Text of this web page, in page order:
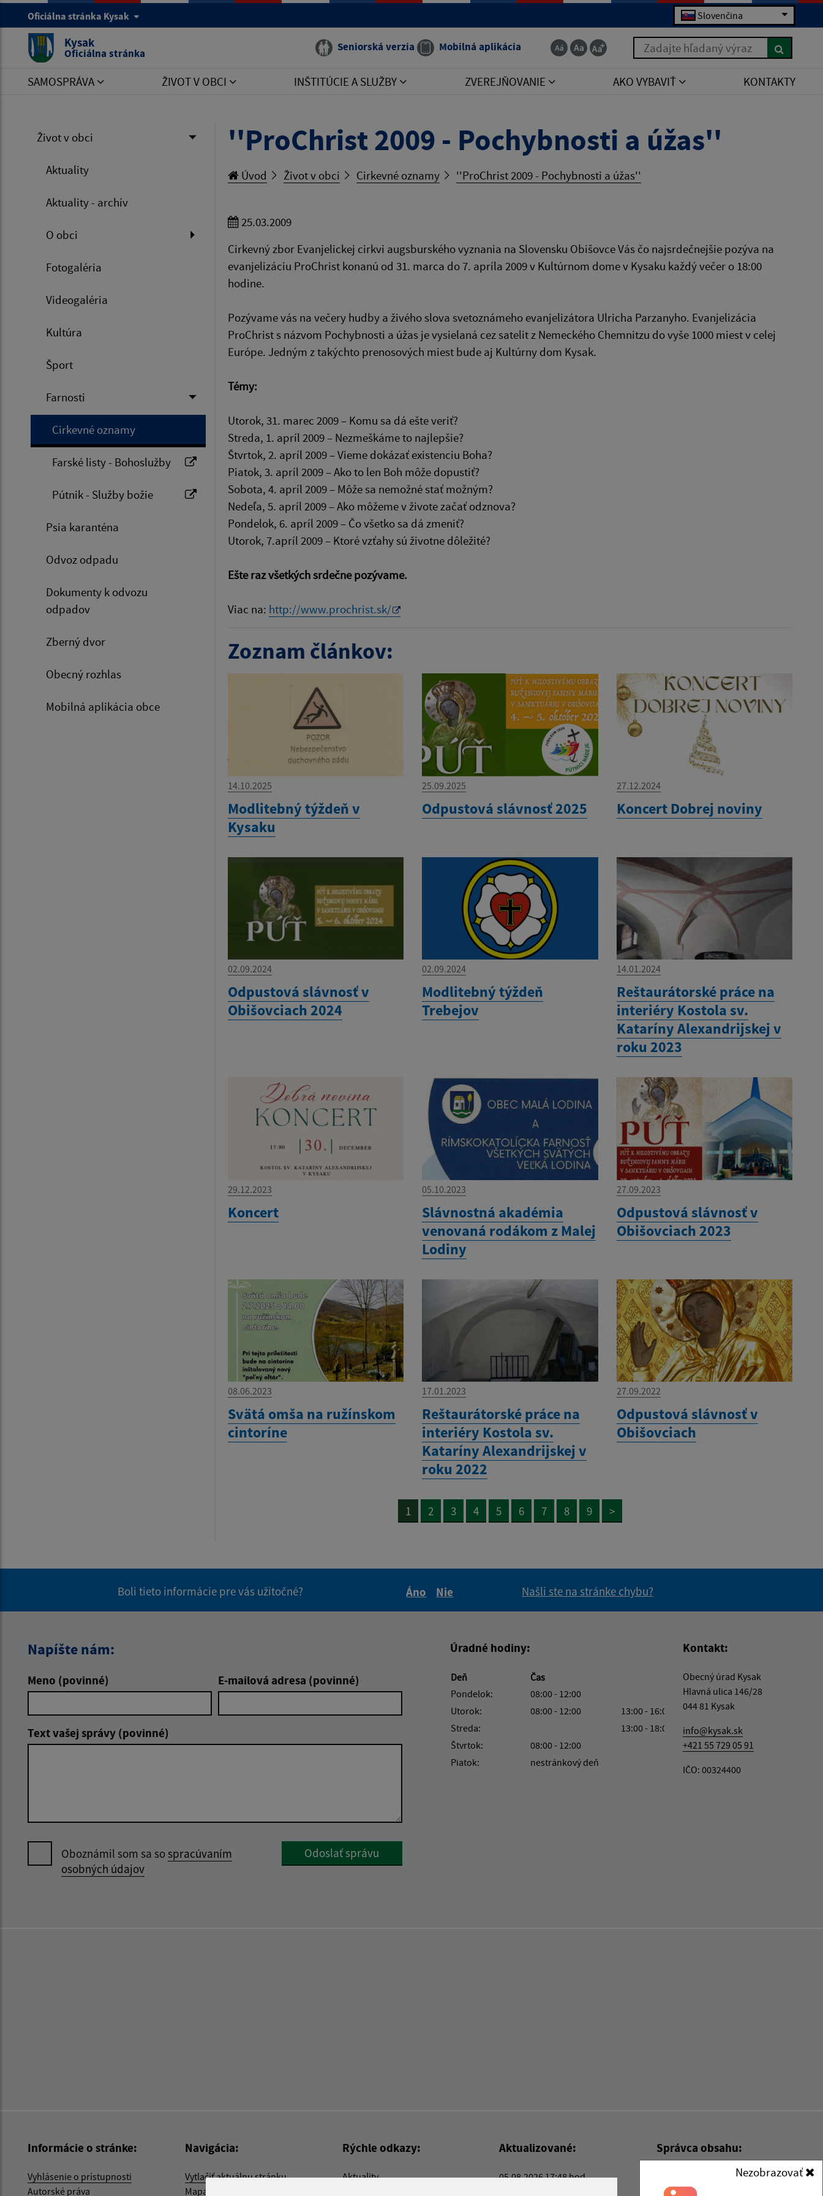
Nezobrazovať
Oficiálna stránka Kysak Slovenčina
Kysak
Oficiálna stránka Seniorská verzia Mobilná aplikácia Zadajte hľadaný výraz
SAMOSPRÁVA ŽIVOT V OBCI INŠTITÚCIE A SLUŽBY ZVEREJŇOVANIE AKO VYBAVIŤ KONTAKTY
Život v obci
Aktuality
Aktuality - archív
O obci
Fotogaléria
Videogaléria
Kultúra
Šport
Farnosti
Cirkevné oznamy
Farské listy - Bohoslužby
Pútnik - Služby božie
Psia karanténa
Odvoz odpadu
Dokumenty k odvozu
odpadov
Zberný dvor
Obecný rozhlas
Mobilná aplikácia obce
''ProChrist 2009 - Pochybnosti a úžas''
Úvod Život v obci Cirkevné oznamy ''ProChrist 2009 - Pochybnosti a úžas''
25.03.2009
Cirkevný zbor Evanjelickej cirkvi augsburského vyznania na Slovensku Obišovce Vás čo najsrdečnejšie pozýva na
evanjelizáciu ProChrist konanú od 31. marca do 7. apríla 2009 v Kultúrnom dome v Kysaku každý večer o 18:00
hodine.
Pozývame vás na večery hudby a živého slova svetoznámeho evanjelizátora Ulricha Parzanyho. Evanjelizácia
ProChrist s názvom Pochybnosti a úžas je vysielaná cez satelit z Nemeckého Chemnitzu do vyše 1000 miest v celej
Európe. Jedným z takýchto prenosových miest bude aj Kultúrny dom Kysak.
Témy:
Utorok, 31. marec 2009 – Komu sa dá ešte veriť?
Streda, 1. apríl 2009 – Nezmeškáme to najlepšie?
Štvrtok, 2. apríl 2009 – Vieme dokázať existenciu Boha?
Piatok, 3. apríl 2009 – Ako to len Boh môže dopustiť?
Sobota, 4. apríl 2009 – Môže sa nemožné stať možným?
Nedeľa, 5. apríl 2009 – Ako môžeme v živote začať odznova?
Pondelok, 6. apríl 2009 – Čo všetko sa dá zmeniť?
Utorok, 7.apríl 2009 – Ktoré vzťahy sú životne dôležité?
Ešte raz všetkých srdečne pozývame.
Viac na: http://www.prochrist.sk/
Zoznam článkov:
14.10.2025
Modlitebný týždeň v
Kysaku
25.09.2025
Odpustová slávnosť 2025
27.12.2024
Koncert Dobrej noviny
02.09.2024
Odpustová slávnosť v
Obišovciach 2024
02.09.2024
Modlitebný týždeň
Trebejov
14.01.2024
Reštaurátorské práce na
interiéry Kostola sv.
Kataríny Alexandrijskej v
roku 2023
29.12.2023
Koncert
05.10.2023
Slávnostná akadémia
venovaná rodákom z Malej
Lodiny
27.09.2023
Odpustová slávnosť v
Obišovciach 2023
08.06.2023
Svätá omša na ružínskom
cintoríne
17.01.2023
Reštaurátorské práce na
interiéry Kostola sv.
Kataríny Alexandrijskej v
roku 2022
27.09.2022
Odpustová slávnosť v
Obišovciach
1 2 3 4 5 6 7 8 9 >
Boli tieto informácie pre vás užitočné?
Áno
Nie
Našli ste na stránke chybu?
Napíšte nám:
Meno (povinné) E-mailová adresa (povinné)
Text vašej správy (povinné)
Oboznámil som sa sospracúvaním
osobných údajov
Google reCaptcha Response
Odoslať správu
Úradné hodiny:
Deň
Čas
Pondelok:
08:00 - 12:00
Utorok:
08:00 - 12:00
13:00 - 16:00
Streda:
13:00 - 18:00
Štvrtok:
08:00 - 12:00
Piatok:
nestránkový deň
Kontakt:
Obecný úrad Kysak
Hlavná ulica 146/28
044 81 Kysak
info@kysak.sk
+421 55 729 05 91
IČO: 00324400
Informácie o stránke:
Vyhlásenie o prístupnosti
Autorské práva
Navigácia:
Vytlačiť aktuálnu stránku
Mapa stránok
Rýchle odkazy:
Aktuality
Aktualizované:
05.08.2026 17:48 hod.
Správca obsahu:
Správca obsahu je Obec Kysak.
Vytvorené v súlade s